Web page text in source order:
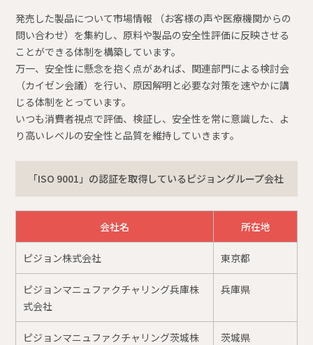
発売した製品について市場情報 （お客様の声や医療機関からの
問い合わせ）を集約し、原料や製品の安全性評価に反映させる
ことができる体制を構築しています。
万一、安全性に懸念を抱く点があれば、関連部門による検討会
（カイゼン会議）を行い、原因解明と必要な対策を速やかに講
じる体制をとっています。
いつも消費者視点で評価、検証し、安全性を常に意識した、よ
り高いレベルの安全性と品質を維持していきます。
「ISO 9001」の認証を取得しているピジョングループ会社
会社名 所在地
ピジョン株式会社 東京都
ピジョンマニュファクチャリング兵庫株
式会社
兵庫県
ピジョンマニュファクチャリング茨城株
茨城県